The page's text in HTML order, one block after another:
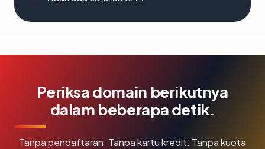
Periksa domain berikutnya
dalam beberapa detik.
Tanpa pendaftaran. Tanpa kartu kredit. Tanpa kuota